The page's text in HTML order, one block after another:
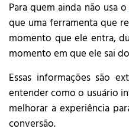
Para quem ainda não usa
que uma ferramenta que
momento que ele entra,
momento em que ele sai
Essas informações são
entender como o usuário
melhorar a experiência
conversão.